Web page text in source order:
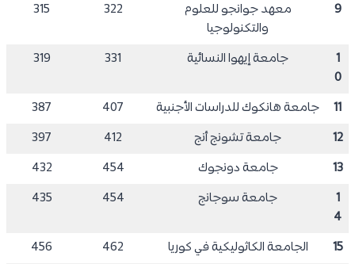
9
معهد جوانجو للعلوم
والتكنولوجيا
322
315
1
0
جامعة إيهوا النسائية 331
319
11 جامعة هانكوك للدراسات الأجنبية 407
387
12
جامعة تشونج أنج 412
397
13
جامعة دونجوك 454
432
1
4
جامعة سوجانج 454
435
15 الجامعة الكاثوليكية في كوريا 462
456